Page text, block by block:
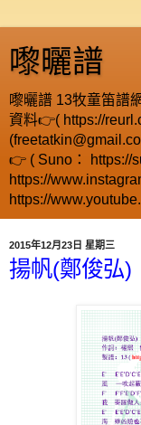
嚟曬譜
嚟曬譜 13牧童笛譜
資料👉( https://
👉 ( Suno： https://
https://
https://
2015年12月23日 星期三
揚帆(鄭俊弘)